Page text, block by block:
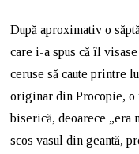
După aproximativ o
care i-a spus că îl
ceruse să caute printre
originar din Procopie, o
biserică, deoarece „era
scos vasul din geantă,